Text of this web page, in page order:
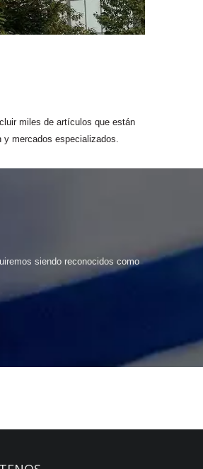
miles de artículos que están
mercados especializados.
siendo reconocidos como